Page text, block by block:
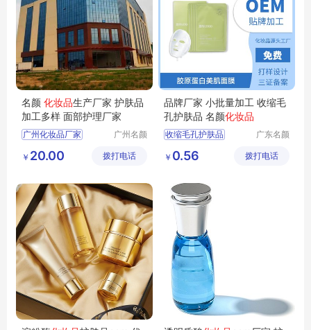
名颜 化妆品生产厂家 护肤品
加工多样 面部护理厂家
广州化妆品厂家
护肤品加工
广州名颜
限公司
￥ 20.00 拨打电话
品牌厂家 小批量加工 收缩毛
孔护肤品 名颜化妆品
收缩毛孔护肤品
护肤品定制贴牌
化妆品OEM贴牌
广东名颜
限公司
￥ 0.56 拨打电话